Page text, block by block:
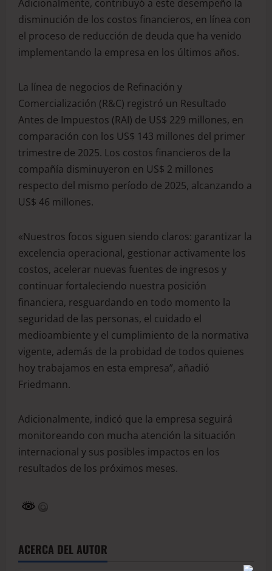
Adicionalmente, contribuyó a este desempeño la
disminución de los costos financieros, en línea con
el proceso de reducción de deuda que ha venido
implementando la empresa en los últimos años.
La línea de negocios de Refinación y
Comercialización (R&C) registró un Resultado
Antes de Impuestos (RAI) de US$ 229 millones, en
comparación con los US$ 143 millones del primer
trimestre de 2025. Los costos financieros de la
compañía disminuyeron en US$ 2 millones
respecto del mismo período de 2025, alcanzando a
US$ 46 millones.
«Nuestros focos siguen siendo claros: garantizar la
excelencia operacional, gestionar activamente los
costos, acelerar nuevas fuentes de ingresos y
continuar fortaleciendo nuestra posición
financiera, resguardando en todo momento la
seguridad de las personas, el cuidado el
medioambiente y el cumplimiento de la normativa
vigente, además de la probidad de todos quienes
hoy trabajamos en esta empresa”, añadió
Friedmann.
Adicionalmente, indicó que la empresa seguirá
monitoreando con mucha atención la situación
internacional y sus posibles impactos en los
resultados de los próximos meses.
ACERCA DEL AUTOR